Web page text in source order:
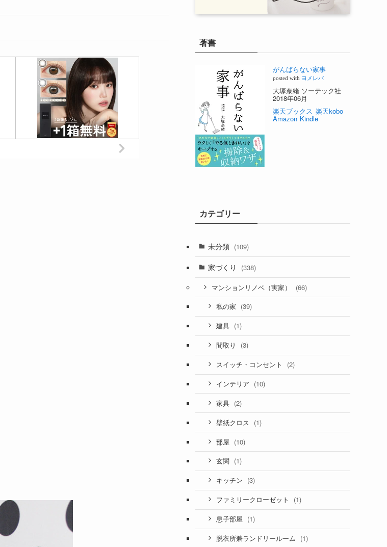
著書
がんばらない家事
posted with ヨメレバ
大塚奈緒 ソーテック社
2018年06月
楽天ブックス 楽天kobo
Amazon Kindle
カテゴリー
未分類 (109)
家づくり (338)
マンションリノベ（実家） (66)
私の家 (39)
建具 (1)
間取り (3)
スイッチ・コンセント (2)
インテリア (10)
家具 (2)
壁紙クロス (1)
部屋 (10)
玄関 (1)
キッチン (3)
ファミリークローゼット (1)
息子部屋 (1)
脱衣所兼ランドリールーム (1)